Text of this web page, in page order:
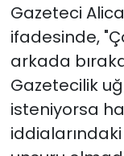
Gazeteci
ifadesinde,
arkada
Gazetecilik
isteniyorsa